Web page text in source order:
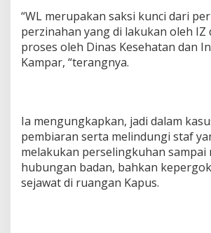
“WL merupakan saksi kunci dari
perzinahan yang di lakukan oleh IZ
proses oleh Dinas Kesehatan dan
Kampar, “terangnya.
Ia mengungkapkan, jadi dalam
pembiaran serta melindungi staf
melakukan perselingkuhan sampai
hubungan badan, bahkan
sejawat di ruangan Kapus.